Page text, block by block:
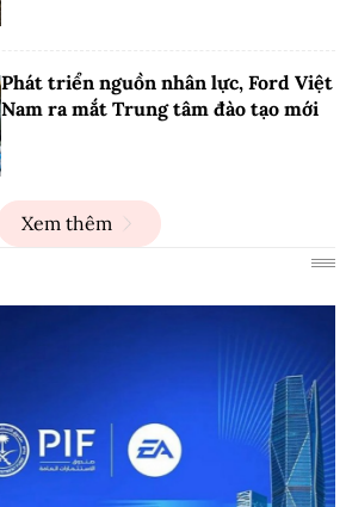
Phát triển nguồn nhân lực, Ford Việt
Nam ra mắt Trung tâm đào tạo mới
Xem thêm